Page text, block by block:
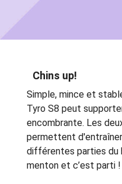
Chins up!
Simple, mince et
Tyro S8 peut
encombrante. Les
permettent
différentes parties du
menton et c’est parti !